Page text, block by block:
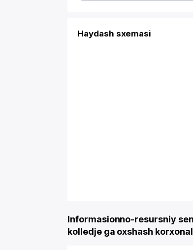
Haydash sxemasi
Informasionno-resursniy
kolledje ga oxshash